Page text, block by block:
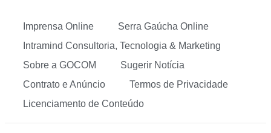
Imprensa Online
Serra Gaúcha Online
Intramind Consultoria, Tecnologia & Marketing
Sobre a GOCOM
Sugerir Notícia
Contrato e Anúncio
Termos de Privacidade
Licenciamento de Conteúdo